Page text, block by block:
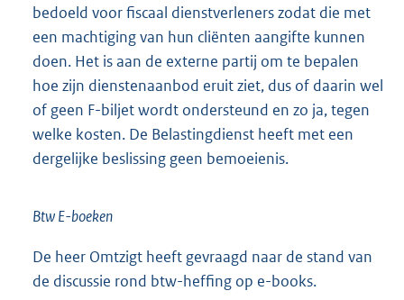
bedoeld voor fiscaal dienstverleners zodat die met
een machtiging van hun cliënten aangifte kunnen
doen. Het is aan de externe partij om te bepalen
hoe zijn dienstenaanbod eruit ziet, dus of daarin wel
of geen F-biljet wordt ondersteund en zo ja, tegen
welke kosten. De Belastingdienst heeft met een
dergelijke beslissing geen bemoeienis.
Btw E-boeken
De heer Omtzigt heeft gevraagd naar de stand van
de discussie rond btw-heffing op e-books.